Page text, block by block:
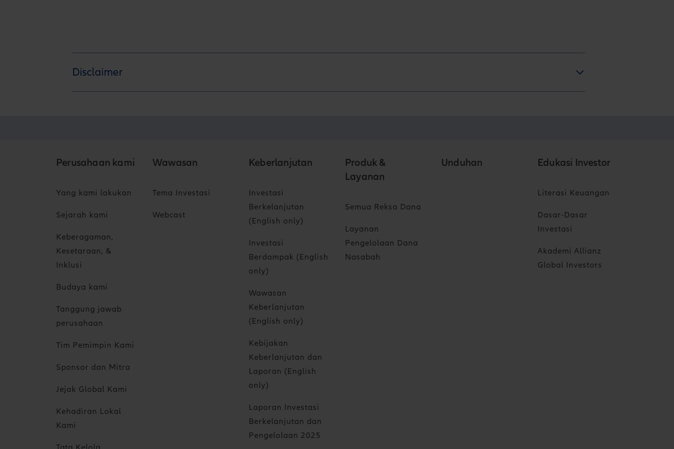
Disclaimer
Perusahaan kami
Yang kami lakukan
Sejarah kami
Keberagaman,
Kesetaraan, &
Inklusi
Budaya kami
Tanggung jawab
perusahaan
Tim Pemimpin Kami
Sponsor dan Mitra
Jejak Global Kami
Kehadiran Lokal
Kami
Wawasan
Tema Investasi
Webcast
Keberlanjutan
Investasi
Berkelanjutan
(English only)
Investasi
Berdampak (English
only)
Wawasan
Keberlanjutan
(English only)
Kebijakan
Keberlanjutan dan
Laporan (English
only)
Laporan Investasi
Berkelanjutan dan
Pengelolaan 2025
Produk &
Layanan
Semua Reksa Dana
Layanan
Pengelolaan Dana
Nasabah
Unduhan Edukasi Investor
Literasi Keuangan
Dasar-Dasar
Investasi
Akademi Allianz
Global Investors